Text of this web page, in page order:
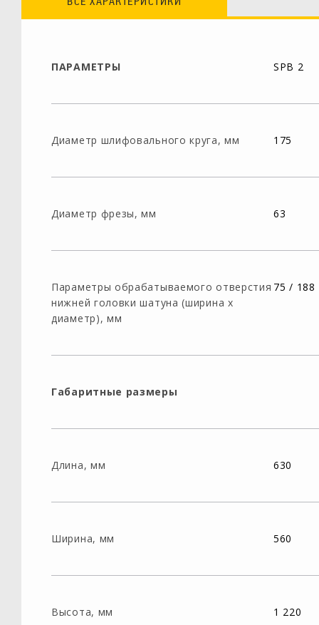
ПАРАМЕТРЫ SPB 2
Диаметр шлифовального круга, мм 175
Диаметр фрезы, мм 63
Параметры обрабатываемого отверстия
нижней головки шатуна (ширина х
диаметр), мм
75 / 188
Габаритные размеры
Длина, мм 630
Ширина, мм 560
Высота, мм 1 220